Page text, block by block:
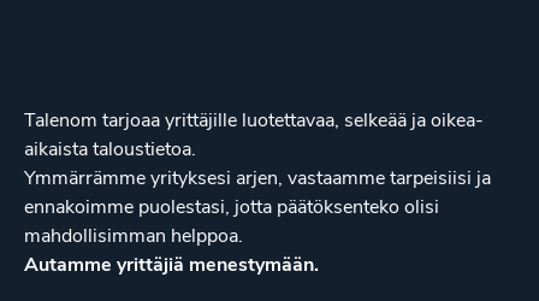
Talenom tarjoaa yrittäjille luotettavaa, selkeää ja oikea-
aikaista taloustietoa.
Ymmärrämme yrityksesi arjen, vastaamme tarpeisiisi ja
ennakoimme puolestasi, jotta päätöksenteko olisi
mahdollisimman helppoa.
Autamme yrittäjiä menestymään.